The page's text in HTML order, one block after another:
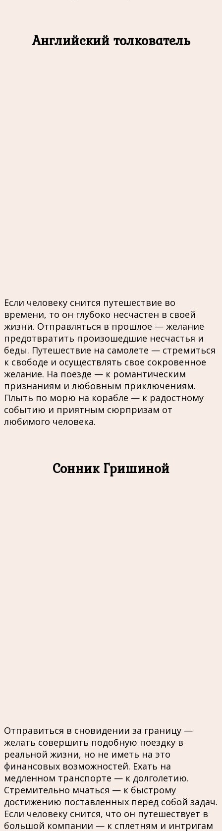
Английский толкователь
Если человеку снится путешествие во
времени, то он глубоко несчастен в своей
жизни. Отправляться в прошлое — желание
предотвратить произошедшие несчастья и
беды. Путешествие на самолете — стремиться
к свободе и осуществлять свое сокровенное
желание. На поезде — к романтическим
признаниям и любовным приключениям.
Плыть по морю на корабле — к радостному
событию и приятным сюрпризам от
любимого человека.
Сонник Гришиной
Отправиться в сновидении за границу —
желать совершить подобную поездку в
реальной жизни, но не иметь на это
финансовых возможностей. Ехать на
медленном транспорте — к долголетию.
Стремительно мчаться — к быстрому
достижению поставленных перед собой задач.
Если человеку снится, что он путешествует в
большой компании — к сплетням и интригам